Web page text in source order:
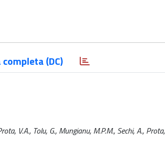
completa (DC)
V.A., Tolu, G., Mungianu, M.P.M., Sechi, A.,